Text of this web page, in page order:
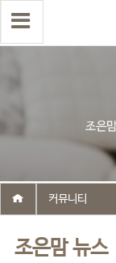
조은맘 뉴스
커뮤니티